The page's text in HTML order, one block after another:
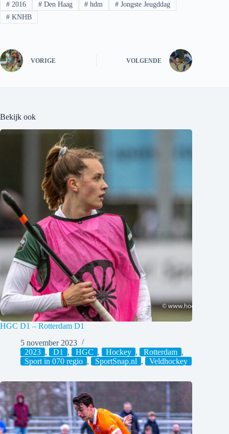
#2016 #Den Haag # hdm # Jongste Jeugddag
#KNHB
VORIGE VOLGENDE
Bekijk ook
HGC D1 – Rotterdam D1
5 november 2023
2023 , D1 , HGC , Hockey , Rotterdam ,
Sport in 070 regio , SportSnap.nl , Veldhockey